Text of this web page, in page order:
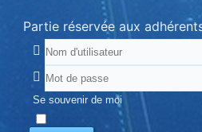
Partie réservée aux
Se souvenir de moi